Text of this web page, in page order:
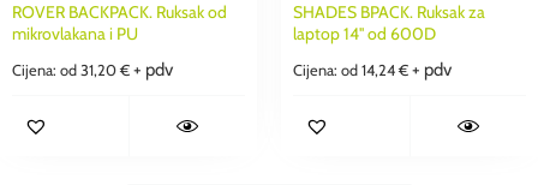
ROVER BACKPACK. Ruksak od
mikrovlakana i PU
Cijena: od 31,20 € + pdv
SHADES BPACK. Ruksak za
laptop 14'' od 600D
Cijena: od 14,24 € + pdv